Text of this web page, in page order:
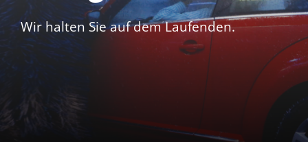
Wir halten Sie auf dem Laufenden.